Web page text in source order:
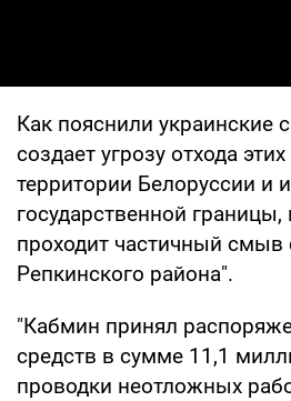
Как пояснили украинские
создает угрозу отхода
территории Белоруссии и
государственной границы,
проходит частичный смыв
Репкинского района".
"Кабмин принял
средств в сумме 11,1
проводки неотложных